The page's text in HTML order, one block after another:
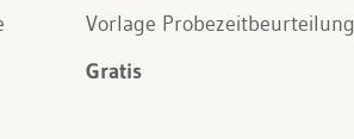
Vorlage Probezeitbeurteilung
Gratis